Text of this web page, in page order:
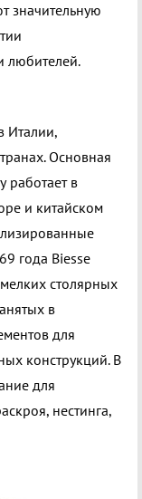
значительную
любителей.
Италии,
Основная
работает в
и китайском
года Biesse
столярных
в
для
конструкций. В
для
нестинга,